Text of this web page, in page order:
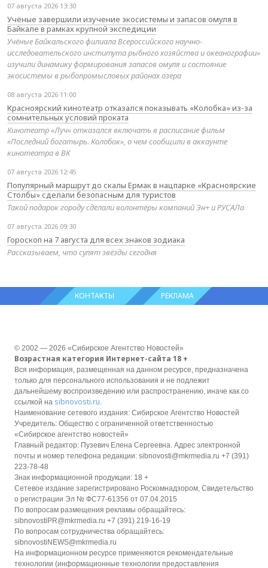
07 августа 2026 13:30
Учёные завершили изучение экосистемы и запасов омуля в
Байкале в рамках крупной экспедиции
Учёные Байкальского филиала Всероссийского научно-
исследовательского института рыбного хозяйства и океанографии»
изучили динамику формирования запасов омуля и состояние
экосистемы в рыбопромысловых районах озера
08 августа 2026 11:00
Красноярский кинотеатр отказался показывать «Колобка» из-за
сомнительных условий проката
Кинотеатр «Луч» отказался включать в расписание фильм
«Последний богатырь. Колобок», о чем сообщили в аккаунте
кинотеатра в ВК
07 августа 2026 12:45
Популярный маршрут до скалы Ермак в нацпарке «Красноярские
Столбы» сделали безопасным для туристов
Такой подарок городу сделали волонтёры компаний Эн+ и РУСАЛа
07 августа 2026 09:30
Гороскоп на 7 августа для всех знаков зодиака
Рассказываем, что сулят звёзды сегодня
КОНТАКТЫ РЕКЛАМА
© 2002 — 2026 «Сибирское Агентство Новостей»
Возрастная категория Интернет-сайта 18 +
Вся информация, размещенная на данном ресурсе, предназначена
только для персонального использования и не подлежит
дальнейшему воспроизведению или распространению, иначе как со
ссылкой на sibnovosti.ru.
Наименование сетевого издания: Сибирское Агентство Новостей
Учредитель: Общество с ограниченной ответственностью
«Сибирское агентство новостей»
Главный редактор: Пузевич Елена Сергеевна. Адрес электронной
почты и номер телефона редакции: sibnovosti@mkrmedia.ru +7 (391)
223-78-48
Знак информационной продукции: 18 +
Сетевое издание зарегистрировано Роскомнадзором, Свидетельство
о регистрации Эл № ФС77-61356 от 07.04.2015
По вопросам размещения рекламы обращайтесь:
sibnovostiPR@mkrmedia.ru +7 (391) 219-16-19
По вопросам сотрудничества обращайтесь:
sibnovostiNEWS@mkrmedia.ru
На информационном ресурсе применяются рекомендательные
технологии (информационные технологии предоставления